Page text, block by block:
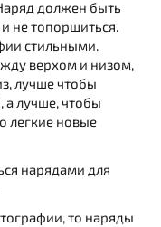
должен быть
не топорщиться.
стильными.
верхом и низом,
лучше чтобы
а лучше, чтобы
легкие новые
нарядами для
то наряды